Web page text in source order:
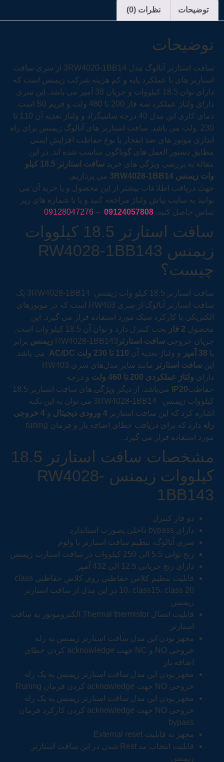
توضیحات نظرات (0)
توضیحات
سافت استارتر آنالوگ مدل 3RW4020-1BB14 از سری سافت
استارتر های با عملکرد پایه و کم هزینه شرکت زیمنس است که
دارای توان 18.5 کیلووات و جریان 38 آمپر می باشد. این سری
دارای ولتاژ عملکرد سه فاز 200 تا 480 ولت و فریم S0 است.
دمای کاری این مدل 40 درجه سانتیگراد و ولتاژ تغذیه آن 110 تا
230 ولت می باشد. سافت استارتر های آنالوگ زیمنس برای راه
اندازی موتور های ضد انفجار با نوع حفاظت افزایش ایمنی
مطابق دستور العمل های گوناگون مناسب شده اند. در این
مقاله به بررسی ویژگی های خرید
سافت استارتر 18.5 کیلو
وات زیمنس 3RW4028-1BB14 می پردازیم.
جهت دریافت اطلاعات بیشتر از این محصول و یا خرید آن می
توانید به سایت تیاش ولتاژ مراجعه کنید و یا با شماره های زیر
تماس حاصل کنید. 09124057808
–
09128047276
سافت استارتر 18.5 کیلووات
زیمنس RW4028-1BB143
چیست؟
سافت استارتر 18.5 کیلو وات زیمنس 3RW4028-1BB14 یک
سافت استارتر آنالوگ از سری RW403 است که در موتور‌های
الکتریکی با کارکرد سبک مورد استفاده قرار می‌ گیرد. این
محصول 2 فاز
تحت کنترل دارد و توان آن 18.5 کیلو وات است.
جریان خروجی سافت استارتر RW4028-1BB143 زیمنس برابر
با 38 آمپر و ولتاژ تغذیه آن 110 تا 230 ولت AC/DC می‌ باشد.
این سافت استارتر
مانند سایر مدل‌های سری RW403
دارای ولتاژ عملکردی 200 تا 460 ولت
و درجه
حفاظتIP20
می‌باشد. از دیگر ویژگی‌ های سافت استارتر 18.5
کیلووات زیمنس 3RW4028-1BB14 می ‌توان به این نکته
اشاره کرد که این سافت استارتر 4 ورودی دیجیتال و
4 خروجی
رله
دارد که برای دریافت خطای اضافه بار و فرمان runing
مورد استفاده قرار می ‌گیرد.
مشخصات سافت استارتر 18.5
کیلووات زیمنس RW4028-
1BB143
دو فاز کنترل
دارای bypass داخلی بصورت استاندارد
سری آنالوگ، تنظیم سافت استارتر با ولوم
رنج توانی 5.5 الی 250 کیلووات در سافت استارت زیمنس
دارای رنج جریانی 12.5 الی 432 آمپر
قابلیت تنظیم کلاس حفاظتی روی کلاس حفاظتی class
10، class15، class 20 در این مدل از سافت استارتر
زیمنس
قایلیت اتصال Thermal thermistor الکتروموتور به سافت
استارتر
مجهز بودن این مدل سافت استارتر زیمنس به رله
خروجی NO و NC جهت acknowledge کردن خطای
اضافه بار
مجهز بودن این مدل سافت استارتر زیمنس به یک رله
خروجی NO جهت acknowledge کردن فرمان Runing
مجهز بودن این مدل سافت استارتر زیمنس به یک رله
خروجی NO جهت acknowledge کردن کارکرد فرمان
bypass
مجهز به قابلیت External reset
قابلیت انتخاب مد Rest شدن در این سافت استارتر
زیمنس